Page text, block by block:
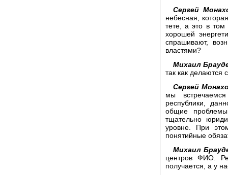
Сергей
небесная,
тете, а это в
хорошей
спрашивают,
властями?
Михаил
так как делаются
Сергей
мы
республики,
общие
тщательно
уровне. При
понятийные
Михаил
центров ФИО.
получается, а у